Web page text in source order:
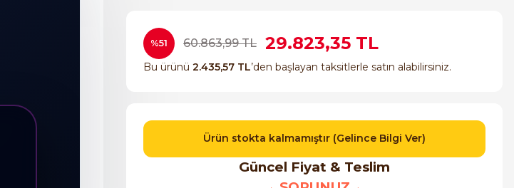
%51 60.863,99 TL 29.823,35 TL
Bu ürünü 2.435,57 TL’den başlayan taksitlerle satın alabilirsiniz.
Ürün stokta kalmamıştır (Gelince Bilgi Ver)
Güncel Fiyat & Teslim